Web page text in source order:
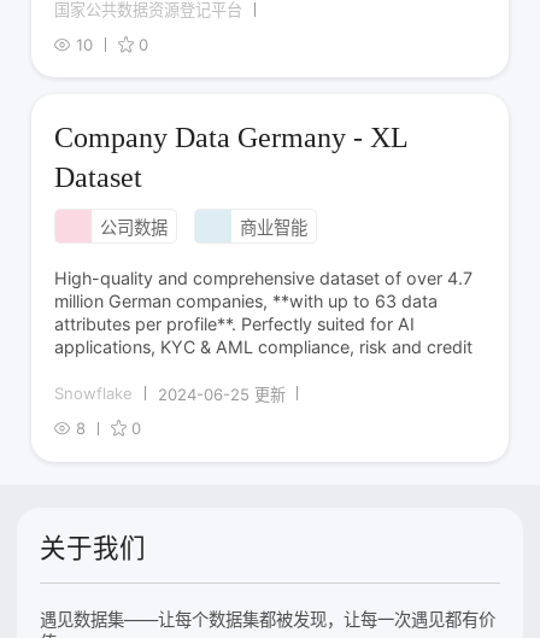
国家公共数据资源登记平台
10
0
Company Data Germany - XL
Dataset
公司数据 商业智能
High-quality and comprehensive dataset of over 4.7
million German companies, **with up to 63 data
attributes per profile**. Perfectly suited for AI
applications, KYC & AML compliance, risk and credit
Snowflake
2024-06-25 更新
8
0
关于我们
遇见数据集——让每个数据集都被发现，让每一次遇见都有价